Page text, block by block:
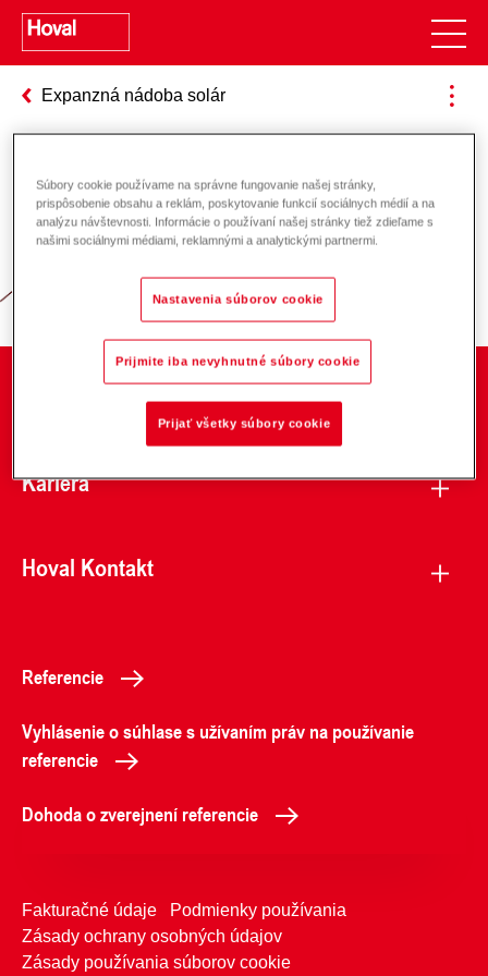
Expanzná nádoba solár
Zodpovednosť za energiu a životné
prostredie
O spoločnosti
Kariéra
Hoval Kontakt
Referencie
Vyhlásenie o súhlase s užívaním práv na používanie
referencie
Dohoda o zverejnení referencie
Fakturačné údaje
Podmienky používania
Zásady ochrany osobných údajov
Zásady používania súborov cookie
Súbory cookie používame na správne fungovanie našej stránky,
prispôsobenie obsahu a reklám, poskytovanie funkcií sociálnych médií a na
analýzu návštevnosti. Informácie o používaní našej stránky tiež zdieľame s
našimi sociálnymi médiami, reklamnými a analytickými partnermi.
Nastavenia súborov cookie
Prijmite iba nevyhnutné súbory cookie
Prijať všetky súbory cookie